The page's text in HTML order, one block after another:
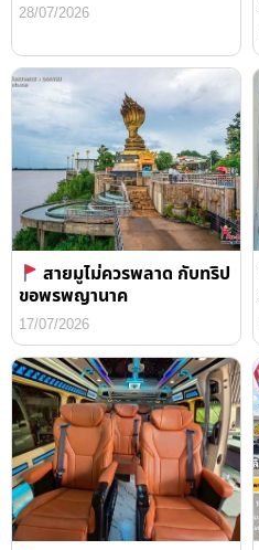
28/07/2026
สายมูไม่ควรพลาด กับทริป
ขอพรพญานาค
17/07/2026